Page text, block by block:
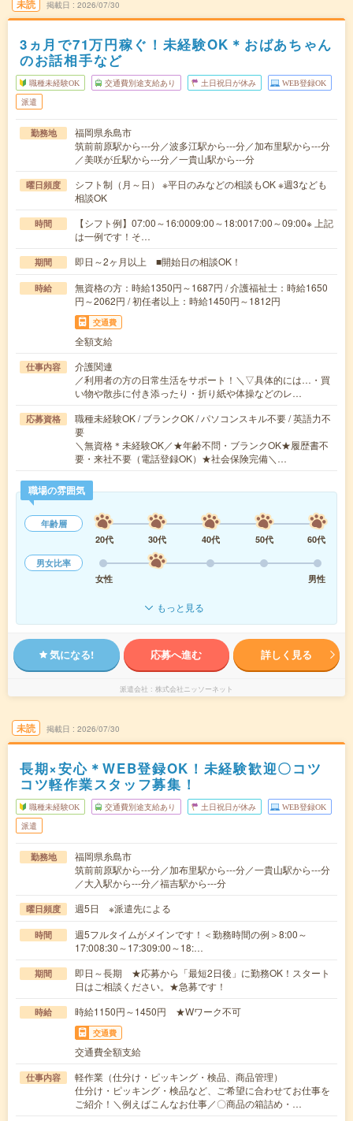
未読 掲載日 2026/07/30
3ヵ月で71万円稼ぐ！未経験OK＊おばあちゃん
のお話相手など
職種未経験OK 交通費別途支給あり 土日祝日が休み WEB登録OK
派遣
勤務地
福岡県糸島市
筑前前原駅から---分／波多江駅から---分／加布里駅から---分
／美咲が丘駅から---分／一貴山駅から---分
曜日頻度
シフト制（月～日） ※平日のみなどの相談もOK ※週3なども
相談OK
時間
【シフト例】07:00～16:0009:00～18:0017:00～09:00※ 上記
は一例です！そ…
期間 即日～2ヶ月以上 ■開始日の相談OK！
時給
無資格の方：時給1350円～1687円 / 介護福祉士：時給1650
円～2062円 / 初任者以上：時給1450円～1812円
交通費
全額支給
仕事内容
介護関連
／利用者の方の日常生活をサポート！＼▽具体的には…・買
い物や散歩に付き添ったり・折り紙や体操などのレ…
応募資格
職種未経験OK / ブランクOK / パソコンスキル不要 / 英語力不
要
＼無資格＊未経験OK／★年齢不問・ブランクOK★履歴書不
要・来社不要（電話登録OK）★社会保険完備＼…
職場の雰囲気
年齢層
20代
30代 40代 50代
60代
男女比率
女性
男性
もっと見る
気になる! 応募へ進む 詳しく見る
派遣会社 株式会社ニッソーネット
未読 掲載日 2026/07/30
長期×安心＊WEB登録OK！未経験歓迎〇コツ
コツ軽作業スタッフ募集！
職種未経験OK 交通費別途支給あり 土日祝日が休み WEB登録OK
派遣
勤務地
福岡県糸島市
筑前前原駅から---分／加布里駅から---分／一貴山駅から---分
／大入駅から---分／福吉駅から---分
曜日頻度 週5日 ※派遣先による
時間
週5フルタイムがメインです！＜勤務時間の例＞8:00～
17:008:30～17:309:00～18:…
期間
即日～長期 ★応募から「最短2日後」に勤務OK！スタート
日はご相談ください。★急募です！
時給 時給1150円～1450円 ★Wワーク不可
交通費
交通費全額支給
仕事内容
軽作業（仕分け・ピッキング・検品、商品管理）
仕分け・ピッキング・検品など、ご希望に合わせてお仕事を
ご紹介！＼例えばこんなお仕事／〇商品の箱詰め・…